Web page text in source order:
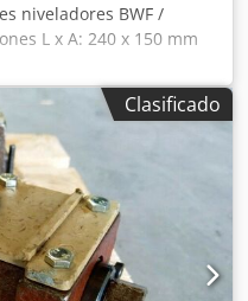
niveladores BWF /
L x A: 240 x 150 mm
101 mm
6 mm Dcjdsxl Stdspfx
25 mm Llave para ajuste:
permitida: 24.000
máquina: 4.000 kg
bajo consulta,
de entrega
salvo venta previa
Pago: al realizar el pedido
IVA Machinehandel
Clasificado